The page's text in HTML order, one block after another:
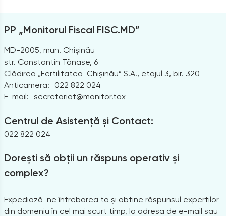
PP „Monitorul Fiscal FISC.MD”
MD-2005, mun. Chișinău
str. Constantin Tănase, 6
Clădirea „Fertilitatea-Chișinău” S.A., etajul 3, bir. 320
Anticamera:
022 822 024
E-mail: secretariat@monitor.tax
Centrul de Asistență și Contact:
022 822 024
Dorești să obții un răspuns operativ și
complex?
Expediază-ne întrebarea ta și obține răspunsul experților
din domeniu în cel mai scurt timp, la adresa de e-mail sau